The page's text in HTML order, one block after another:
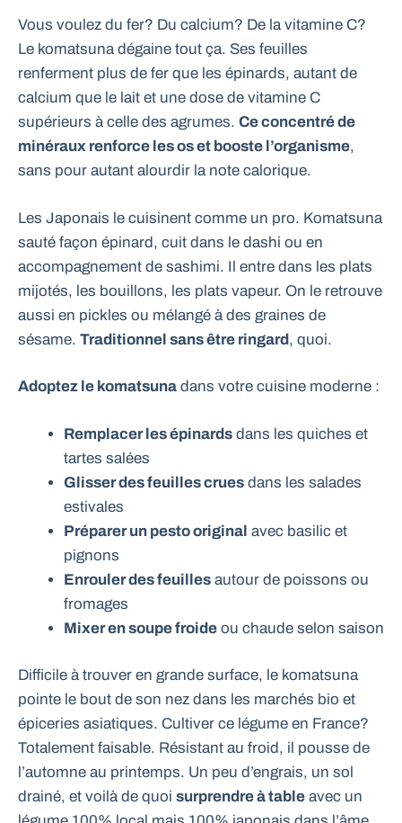
Vous voulez du fer? Du calcium? De la vitamine C?
Le komatsuna dégaine tout ça. Ses feuilles
renferment plus de fer que les épinards, autant de
calcium que le lait et une dose de vitamine C
supérieurs à celle des agrumes. Ce concentré de
minéraux renforce les os et booste l’organisme,
sans pour autant alourdir la note calorique.
Les Japonais le cuisinent comme un pro. Komatsuna
sauté façon épinard, cuit dans le dashi ou en
accompagnement de sashimi. Il entre dans les plats
mijotés, les bouillons, les plats vapeur. On le retrouve
aussi en pickles ou mélangé à des graines de
sésame. Traditionnel sans être ringard, quoi.
Adoptez le komatsuna dans votre cuisine moderne :
Remplacer les épinards dans les quiches et
tartes salées
Glisser des feuilles crues dans les salades
estivales
Préparer un pesto original avec basilic et
pignons
Enrouler des feuilles autour de poissons ou
fromages
Mixer en soupe froide ou chaude selon saison
Difficile à trouver en grande surface, le komatsuna
pointe le bout de son nez dans les marchés bio et
épiceries asiatiques. Cultiver ce légume en France?
Totalement faisable. Résistant au froid, il pousse de
l’automne au printemps. Un peu d’engrais, un sol
drainé, et voilà de quoi surprendre à table avec un